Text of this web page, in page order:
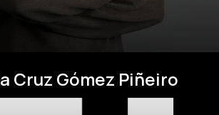
Cruz Gómez Piñeiro